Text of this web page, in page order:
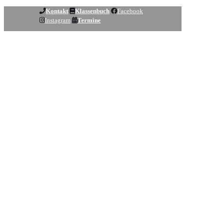
Kontakt Klassenbuch
Facebook
Instagram
Termine